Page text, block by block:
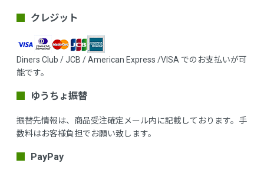
クレジット
Diners Club / JCB / American Express /VISA でのお支払いが可
能です。
ゆうちょ振替
振替先情報は、商品受注確定メール内に記載しております。手
数料はお客様負担でお願い致します。
PayPay